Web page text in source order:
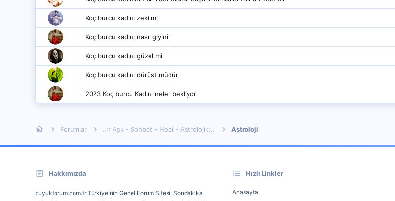
Koç burcu kadını zeki mi
Koç burcu kadını nasıl giyinir
Koç burcu kadını güzel mi
Koç burcu kadını dürüst müdür
2023 Koç burcu Kadını neler bekliyor
Forumlar ..:: Aşk - Sohbet - Hobi - Astroloji ::.. Astroloji
Hakkımızda
buyukforum.com.tr Türkiye'nin Genel Forum Sitesi. Sondakika
Hızlı Linkler
Anasayfa